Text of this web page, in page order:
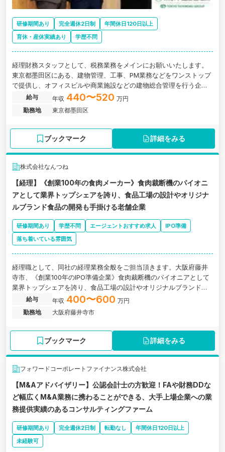
研修期間あり 完全週休2日制
年間休日120日以上
育休・産休実績あり
学歴不問
経理財務スタッフとして、税務業務をメインにお願いいたします。
東京都墨田区にある、建物管理、工事、PM業務などをワンストップ
で提供し、オフィスビルや商業施設などの建物総合管理を行う企業
の求人です。
給与 年収 440〜520 万円
勤務地
東京都墨田区
ブックマーク 詳細をみる
株式会社なんつね
【経理】《創業100年の食肉メーカー》食肉裁断機のパイオニ
アとして業界トップシェアを誇り、食品工場の設計やオリジナ
ルブランド食品の開発も手掛ける老舗企業
研修期間あり 学歴不問 エージェントおすすめ求人
IPO準備
落ち着いている雰囲気
経理職として、同社の経理業務全般をご担当頂きます。大阪府藤井
寺市、《創業100年のIPO準備企業》食肉裁断機のパイオニアとして
業界トップシェアを誇り、食品工場の設計やオリジナルブランド食
品の開発も手掛ける老舗企業です。
給与 年収 400〜600 万円
勤務地
大阪府藤井寺市
ブックマーク 詳細をみる
フォワードコーポレートファイナンス株式会社
【M&Aアドバイザリー】公認会計士の方歓迎！FAや財務DDな
ど幅広くM&A業務に携わることができる、大手上場企業への業
務提供実績のあるコンサルティングファーム
研修期間あり 完全週休2日制 転勤なし
年間休日120日以上
未経験可